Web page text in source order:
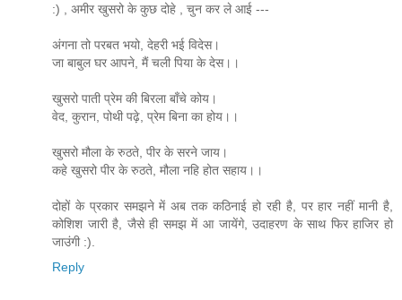
:) , अमीर खुसरो के कुछ दोहे , चुन कर ले आई ---
अंगना तो परबत भयो, देहरी भई विदेस।
जा बाबुल घर आपने, मैं चली पिया के देस।।
खुसरो पाती प्रेम की बिरला बाँचे कोय।
वेद, कुरान, पोथी पढ़े, प्रेम बिना का होय।।
खुसरो मौला के रुठते, पीर के सरने जाय।
कहे खुसरो पीर के रुठते, मौला नहि होत सहाय।।
दोहों के प्रकार समझने में अब तक कठिनाई हो रही है, पर हार नहीं मानी है,
कोशिश जारी है, जैसे ही समझ में आ जायेंगे, उदाहरण के साथ फिर हाजिर हो
जाउंगी :).
Reply